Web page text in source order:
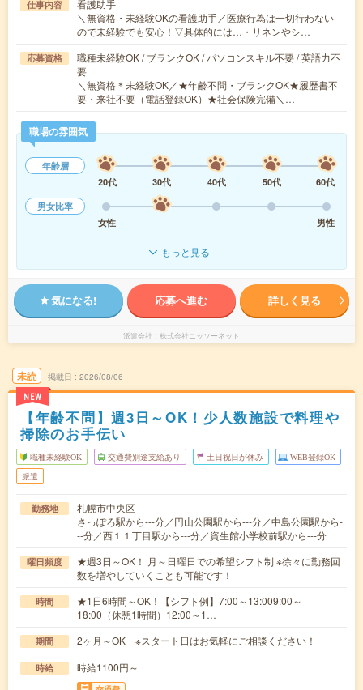
仕事内容
看護助手
＼無資格・未経験OKの看護助手／医療行為は一切行わない
ので未経験でも安心！▽具体的には…・リネンやシ…
応募資格
職種未経験OK / ブランクOK / パソコンスキル不要 / 英語力不
要
＼無資格＊未経験OK／★年齢不問・ブランクOK★履歴書不
要・来社不要（電話登録OK）★社会保険完備＼…
職場の雰囲気
年齢層
20代
30代 40代 50代
60代
男女比率
女性
男性
もっと見る
気になる! 応募へ進む 詳しく見る
派遣会社 株式会社ニッソーネット
未読
NEW
掲載日 2026/08/06
【年齢不問】週3日～OK！少人数施設で料理や
掃除のお手伝い
職種未経験OK 交通費別途支給あり 土日祝日が休み WEB登録OK
派遣
勤務地
札幌市中央区
さっぽろ駅から---分／円山公園駅から---分／中島公園駅から-
--分／西１１丁目駅から---分／資生館小学校前駅から---分
曜日頻度
★週3日～OK！ 月～日曜日での希望シフト制 ※徐々に勤務回
数を増やしていくことも可能です！
時間
★1日6時間～OK！【シフト例】7:00～13:009:00～
18:00（休憩1時間）12:00～1…
期間 2ヶ月～OK ※スタート日はお気軽にご相談ください！
時給 時給1100円～